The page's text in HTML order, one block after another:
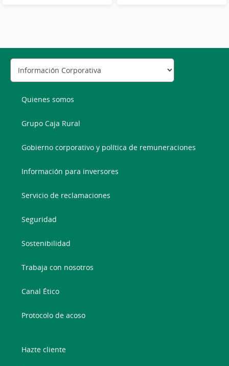
Quienes somos
Grupo Caja Rural
Gobierno corporativo y política de remuneraciones
Información para inversores
Servicio de reclamaciones
Seguridad
Sostenibilidad
Trabaja con nosotros
Canal Ético
Protocolo de acoso
Hazte cliente